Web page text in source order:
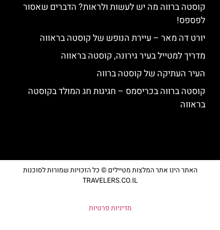
קוסטה ברווה מה יש לעשות ולראות? הדברים שאסור
לפספס!
יורט דה מאר – עיירת הנופש של קוסטה בראווה
מדריך למטייל בעיר גירונה, קוסטה בראווה
העיר העתיקה של קוסטה ברווה
קוסטה ברווה בכריסמס – חגיגות חג המולד בקוסטה
בראווה
האתר הינו אתר המלצות מטיילים © כל הזכויות שמורות לסוכנות
TRAVELERS.CO.IL
מדיניות פרטיות